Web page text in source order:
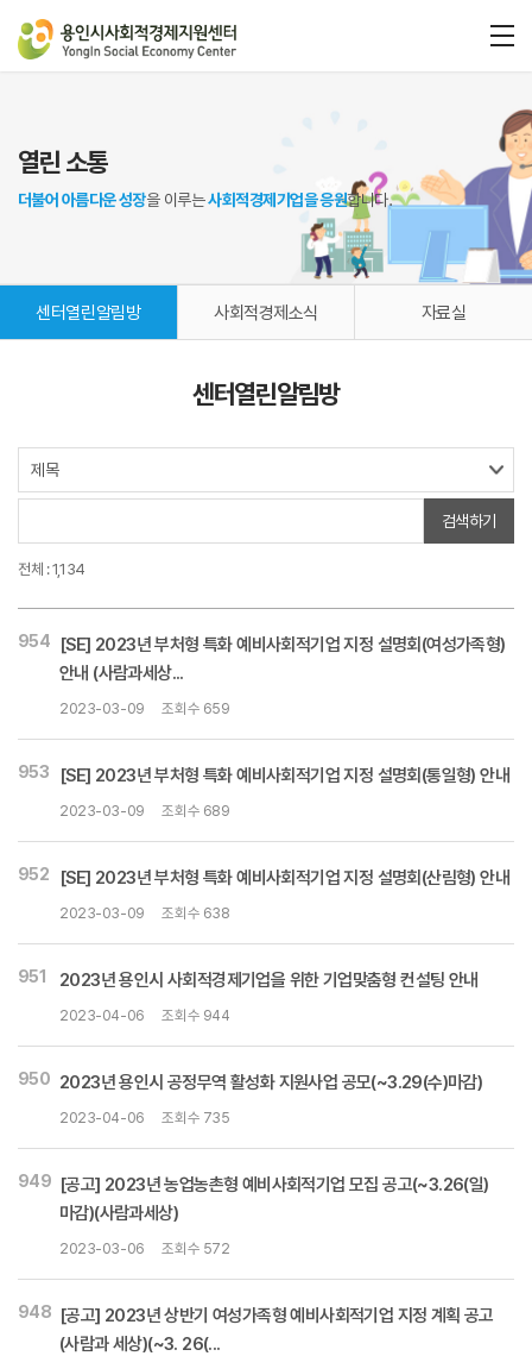
열린 소통
더불어 아름다운 성장을 이루는사회적경제기업을 응원합니다.
센터열린알림방 사회적경제소식 자료실
센터열린알림방
전체 : 1,134
검색하기
954
[SE] 2023년 부처형 특화 예비사회적기업 지정 설명회(여성가족형)
안내 (사람과세상...
2023-03-09 조회수 659
953 [SE] 2023년 부처형 특화 예비사회적기업 지정 설명회(통일형) 안내
2023-03-09 조회수 689
952 [SE] 2023년 부처형 특화 예비사회적기업 지정 설명회(산림형) 안내
2023-03-09 조회수 638
951 2023년 용인시 사회적경제기업을 위한 기업맞춤형 컨설팅 안내
2023-04-06 조회수 944
950 2023년 용인시 공정무역 활성화 지원사업 공모(~3.29(수)마감)
2023-04-06 조회수 735
949 [공고] 2023년 농업농촌형 예비사회적기업 모집 공고(~3.26(일)
마감)(사람과세상)
2023-03-06 조회수 572
948 [공고] 2023년 상반기 여성가족형 예비사회적기업 지정 계획 공고
(사람과 세상)(~3. 26(...